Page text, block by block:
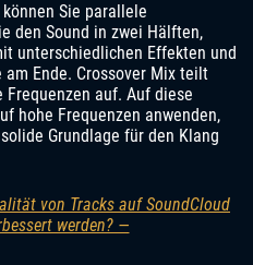
Sie parallele
den Sound in zwei Hälften,
unterschiedlichen Effekten und
Ende. Crossover Mix teilt
auf. Auf diese
hohe Frequenzen anwenden,
Grundlage für den Klang
von Tracks auf SoundCloud
werden? —